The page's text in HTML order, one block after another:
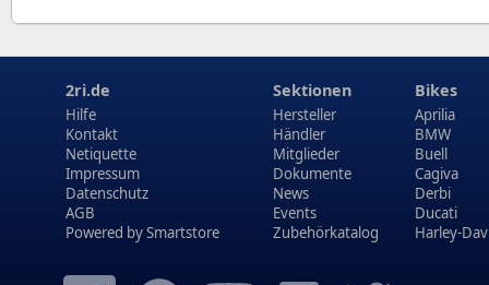
2ri.de
Hilfe
Kontakt
Netiquette
Impressum
Datenschutz
AGB
Powered bySmartstore
Sektionen
Hersteller
Händler
Mitglieder
Dokumente
News
Events
Zubehörkatalog
Bikes
Aprilia
BMW
Buell
Cagiva
Derbi
Ducati
Harley-